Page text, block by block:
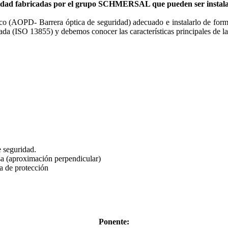
fabricadas por el grupo SCHMERSAL que pueden ser
(AOPD- Barrera óptica de seguridad) adecuado e instalarlo de
(ISO 13855) y debemos conocer las características principales de
(aproximación perpendicular)
de protección
Ponente: